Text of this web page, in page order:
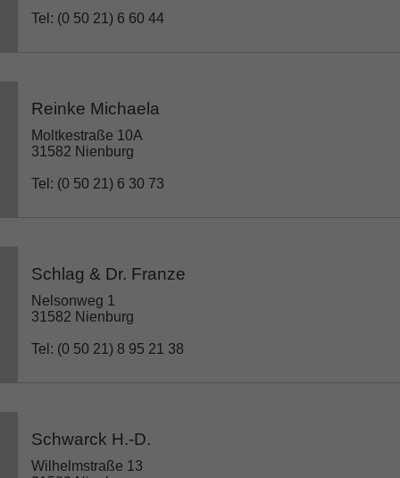
Tel: (0 50 21) 6 60 44
Reinke Michaela
Moltkestraße 10A
31582 Nienburg
Tel: (0 50 21) 6 30 73
Schlag & Dr. Franze
Nelsonweg 1
31582 Nienburg
Tel: (0 50 21) 8 95 21 38
Schwarck H.-D.
Wilhelmstraße 13